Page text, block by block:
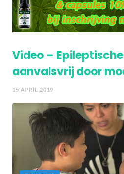
Video –
aanvalsvrij door
15 APRIL 2019